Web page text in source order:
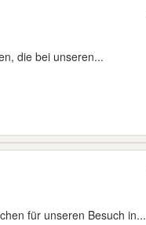
die bei unseren...
für unseren Besuch in...